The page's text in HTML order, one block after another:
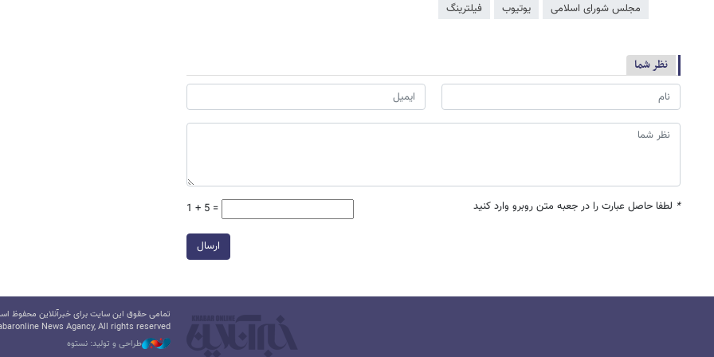
مجلس شورای اسلامی یوتیوب فیلترینگ
نظر شما
* لطفا حاصل عبارت را در جعبه متن روبرو وارد کنید 1 + 5 =
ارسال
تمامی حقوق این سایت برای خبرآنلاین محفوظ
News Agancy, All rights reserved
طراحی و تولید: نستوه